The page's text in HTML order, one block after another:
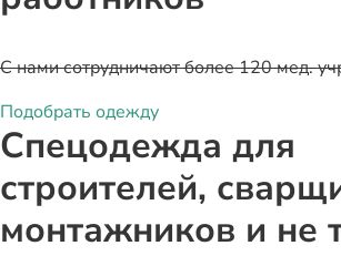
С нами сотрудничают более 120 мед.
Подобрать одежду
Спецодежда для
строителей,
монтажников и не